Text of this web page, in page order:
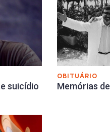
suicídio
OBITUÁRIO
Memórias